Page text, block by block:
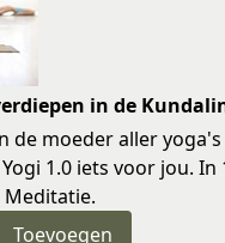
in de
de moeder aller
1.0 iets voor jou.
Meditatie.
Toevoegen